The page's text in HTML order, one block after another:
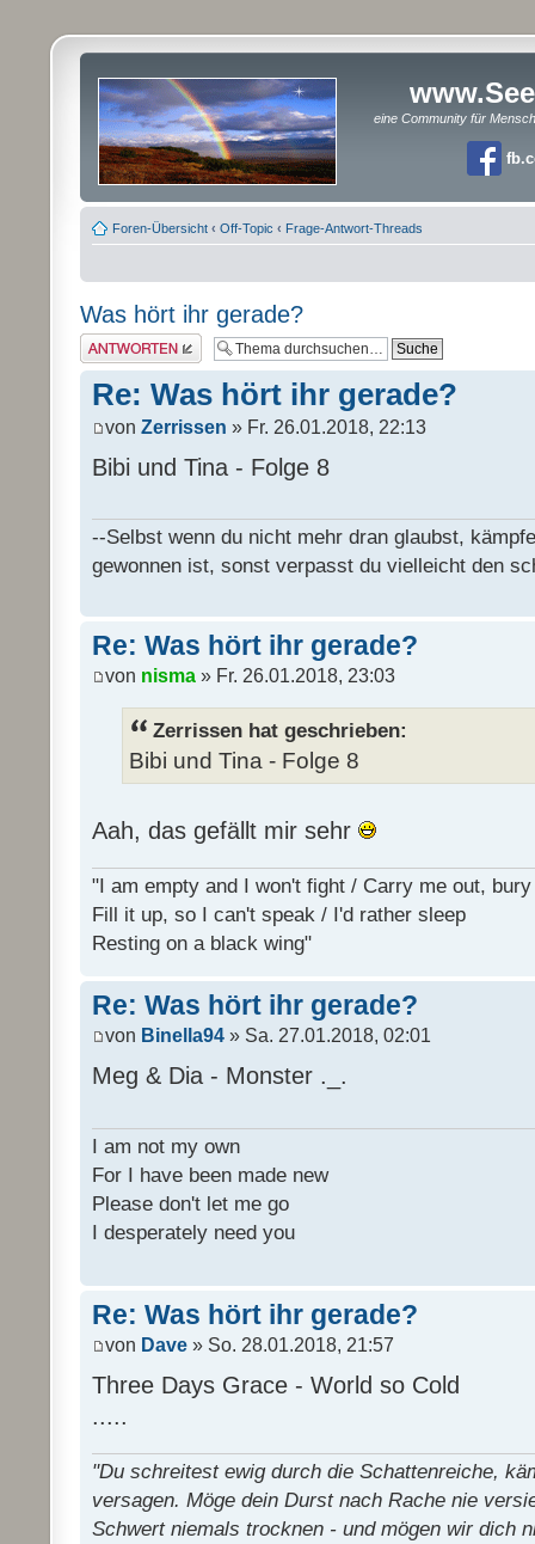
eine Community für
Foren-Übersicht ‹ Off-Topic ‹ Frage-Antwort-Threads
Was hört ihr gerade?
Antwort erstellen
Re: Was hört ihr gerade?
von Zerrissen » Fr. 26.01.2018, 22:13
Bibi und Tina - Folge 8
--Selbst wenn du nicht mehr dran glaubst,
gewonnen ist, sonst verpasst du vielleicht den
Re: Was hört ihr gerade?
von nisma » Fr. 26.01.2018, 23:03
Zerrissen hat geschrieben:
Bibi und Tina - Folge 8
Aah, das gefällt mir sehr
"I am empty and I won't fight / Carry me out,
Fill it up, so I can't speak / I'd rather sleep
Resting on a black wing"
Re: Was hört ihr gerade?
von Binella94 » Sa. 27.01.2018, 02:01
Meg & Dia - Monster ._.
I am not my own
For I have been made new
Please don't let me go
I desperately need you
Re: Was hört ihr gerade?
von Dave » So. 28.01.2018, 21:57
Three Days Grace - World so Cold
.....
"Du schreitest ewig durch die Schattenreiche,
versagen. Möge dein Durst nach Rache nie
Schwert niemals trocknen - und mögen wir dich